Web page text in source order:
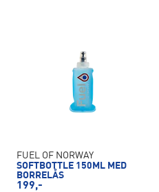
FUEL OF NORWAY
SOFTBOTTLE 150ML MED
BORRELÅS
199,-